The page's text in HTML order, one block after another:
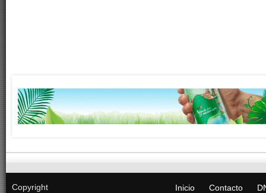
Copyright Inicio Contacto